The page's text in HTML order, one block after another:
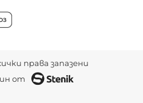
права запазени
от